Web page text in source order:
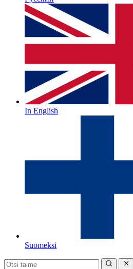
In English
Suomeksi